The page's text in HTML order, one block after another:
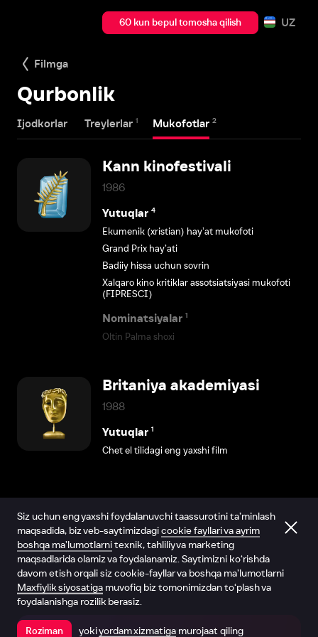
60 kun bepul tomosha qilish UZ
Filmga
Qurbonlik
Ijodkorlar Treylerlar 1 Mukofotlar 2
Kann kinofestivali
1986
Yutuqlar 4
Ekumenik (xristian) hayʼat mukofoti
Grand Prix hay’ati
Badiiy hissa uchun sovrin
Xalqaro kino kritiklar assotsiatsiyasi mukofoti
(FIPRESCI)
Nominatsiyalar 1
Oltin Palma shoxi
Britaniya akademiyasi
1988
Yutuqlar 1
Chet el tilidagi eng yaxshi film
Ilovada ochish
Siz uchun eng yaxshi foydalanuvchi taassurotini ta’minlash
maqsadida, biz veb-saytimizdagicookie fayllari va ayrim
boshqa ma’lumotlarnitexnik, tahliliy va marketing
maqsadlarida olamiz va foydalanamiz. Saytimizni ko‘rishda
davom etish orqali siz cookie-fayllar va boshqa ma’lumotlarni
Maxfiylik siyosatiga muvofiq biz tomonimizdan to‘plash va
foydalanishga rozilik berasiz.
Roziman yokiyordam xizmatiga murojaat qiling